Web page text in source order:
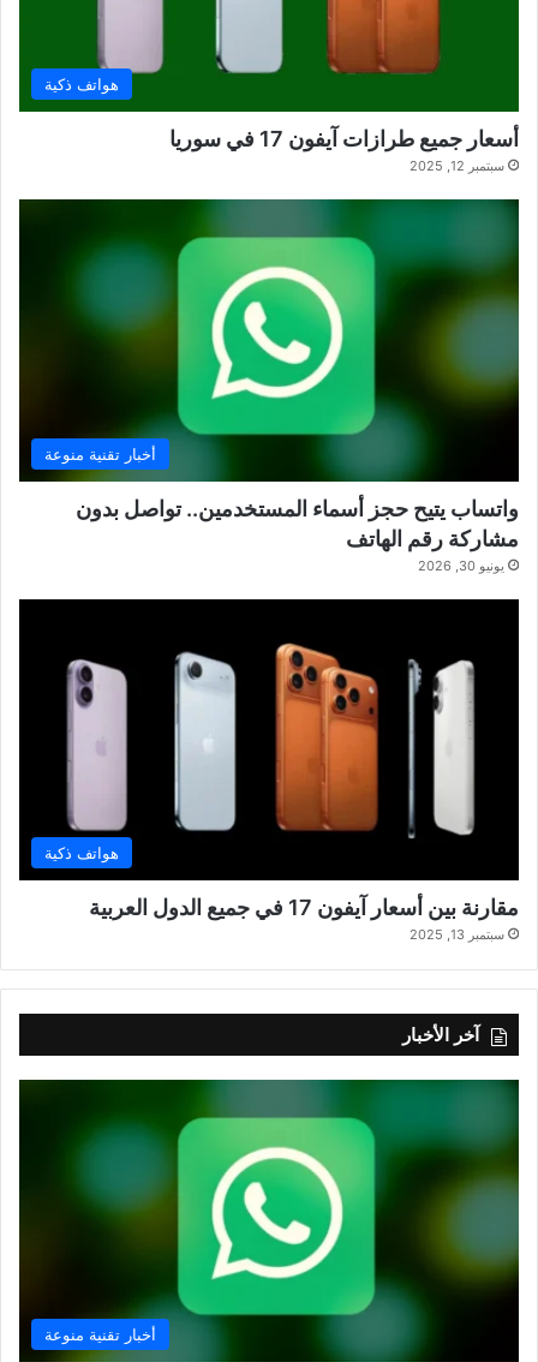
هواتف ذكية
أسعار جميع طرازات آيفون 17 في سوريا
سبتمبر 12, 2025
أخبار تقنية منوعة
واتساب يتيح حجز أسماء المستخدمين.. تواصل بدون
مشاركة رقم الهاتف
يونيو 30, 2026
هواتف ذكية
مقارنة بين أسعار آيفون 17 في جميع الدول العربية
سبتمبر 13, 2025
آخر الأخبار
أخبار تقنية منوعة